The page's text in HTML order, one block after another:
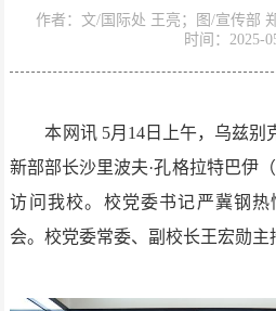
作者：文/国际处 王亮；图/宣传部
时间：2025-
本网讯 5月14日上午，乌兹别
新部部长沙里波夫·孔格拉特巴伊（
访问我校。校党委书记严冀钢
会。校党委常委、副校长王宏勋主